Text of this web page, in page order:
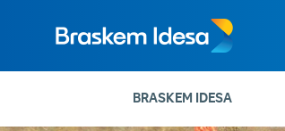
BRASKEM IDESA